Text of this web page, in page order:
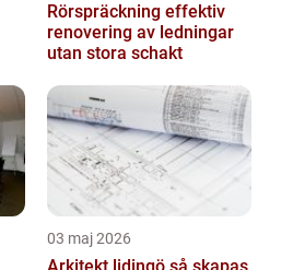
Rörspräckning effektiv
renovering av ledningar
utan stora schakt
03 maj 2026